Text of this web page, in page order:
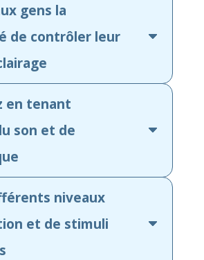
gens la
de contrôler leur
en tenant
son et de
niveaux
et de stimuli